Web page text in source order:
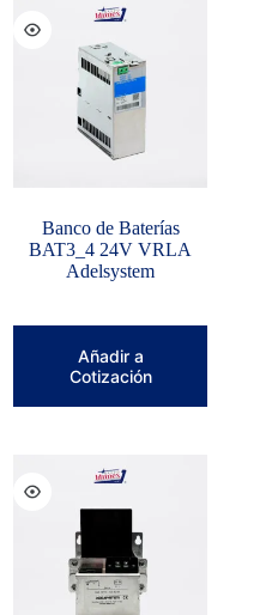
Banco de Baterías
BAT3_4 24V VRLA
Adelsystem
Añadir a
Cotización